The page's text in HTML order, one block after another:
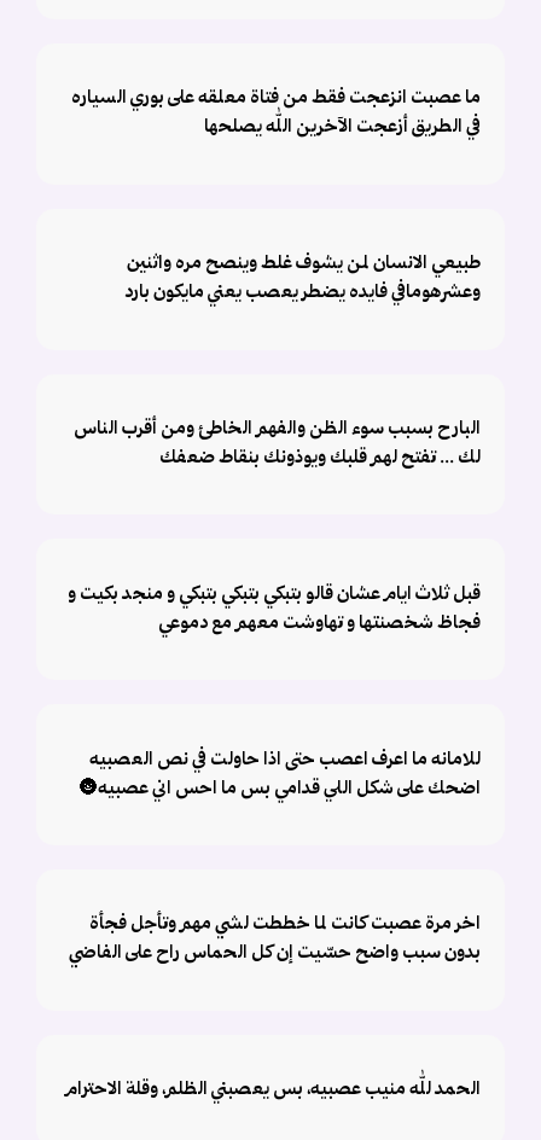
ما عصبت انزعجت فقط من فتاة معلقه على بوري السياره
في الطريق أزعجت الآخرين الله يصلحها
طبيعي الانسان لمن يشوف غلط وينصح مره واثنين
وعشرهومافي فايده يضطر يعصب يعني مايكون بارد
البارح بسبب سوء الظن والفهم الخاطئ ومن أقرب الناس
لك ... تفتح لهم قلبك ويوذونك بنقاط ضعفك
قبل ثلاث ايام عشان قالو بتبكي بتبكي بتبكي و منجد بكيت و
فجاظ شخصنتها و تهاوشت معهم مع دموعي
للامانه ما اعرف اعصب حتى اذا حاولت في نص العصبيه
اضحك على شكل اللي قدامي بس ما احس اني عصبيه🌚
اخر مرة عصبت كانت لما خططت لشي مهم وتأجل فجأة
بدون سبب واضح حسّيت إن كل الحماس راح على الفاضي
الحمد لله منيب عصبيه، بس يعصبني الظلم، وقلة الاحترام